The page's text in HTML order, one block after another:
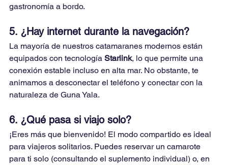
gastronomía a bordo.
5. ¿Hay internet durante la navegación?
La mayoría de nuestros catamaranes modernos están
equipados con tecnología Starlink, lo que permite una
conexión estable incluso en alta mar. No obstante, te
animamos a desconectar el teléfono y conectar con la
naturaleza de Guna Yala.
6. ¿Qué pasa si viajo solo?
¡Eres más que bienvenido! El modo compartido es ideal
para viajeros solitarios. Puedes reservar un camarote
para ti solo (consultando el suplemento individual) o, en